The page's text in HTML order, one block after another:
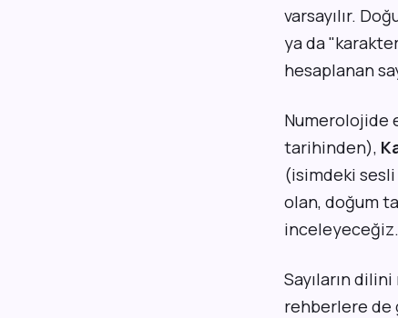
varsayılır.
ya da
hesaplanan
Numerolojide
tarihinden),
(isimdeki sesli
olan, doğum
inceleyeceğiz.
Sayıların
rehberlere de